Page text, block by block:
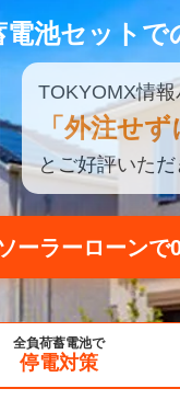
電池セット
TOKYOMX情報
「外注せず
とご好評いただ
見積もり比
全負荷蓄電池で
停電対策